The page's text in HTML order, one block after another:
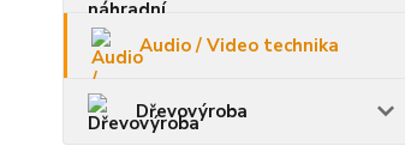
Audio / Video technika
Dřevovýroba